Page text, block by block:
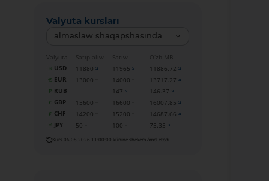
Valyuta kursları
almaslaw shaqapshasında
Valyuta Satıp alıw Satıw
O‘zb MB
USD
11880 11965
11886.72
EUR
13000 14000
13717.27
RUB
147
146.37
GBP
15600 16600
16007.85
CHF
14200 15200
14687.66
JPY
50 100 75.35
Kurs 06.08.2026 11:00:00 kúnine shekem ámel etedi